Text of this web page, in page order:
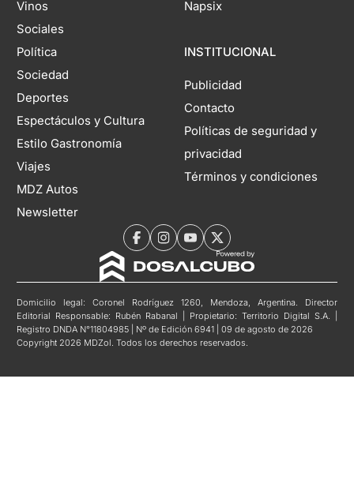
Vinos
Sociales
Política
Sociedad
Deportes
Espectáculos y Cultura
Estilo Gastronomía
Viajes
MDZ Autos
Newsletter
Napsix
INSTITUCIONAL
Publicidad
Contacto
Políticas de seguridad y
privacidad
Términos y condiciones
Domicilio legal: Coronel Rodríguez 1260, Mendoza, Argentina. Director
Editorial Responsable: Rubén Rabanal | Propietario: Territorio Digital S.A. |
Registro DNDA N°11804985 | Nº de Edición 6941 | 09 de agosto de 2026
Copyright 2026 MDZol. Todos los derechos reservados.